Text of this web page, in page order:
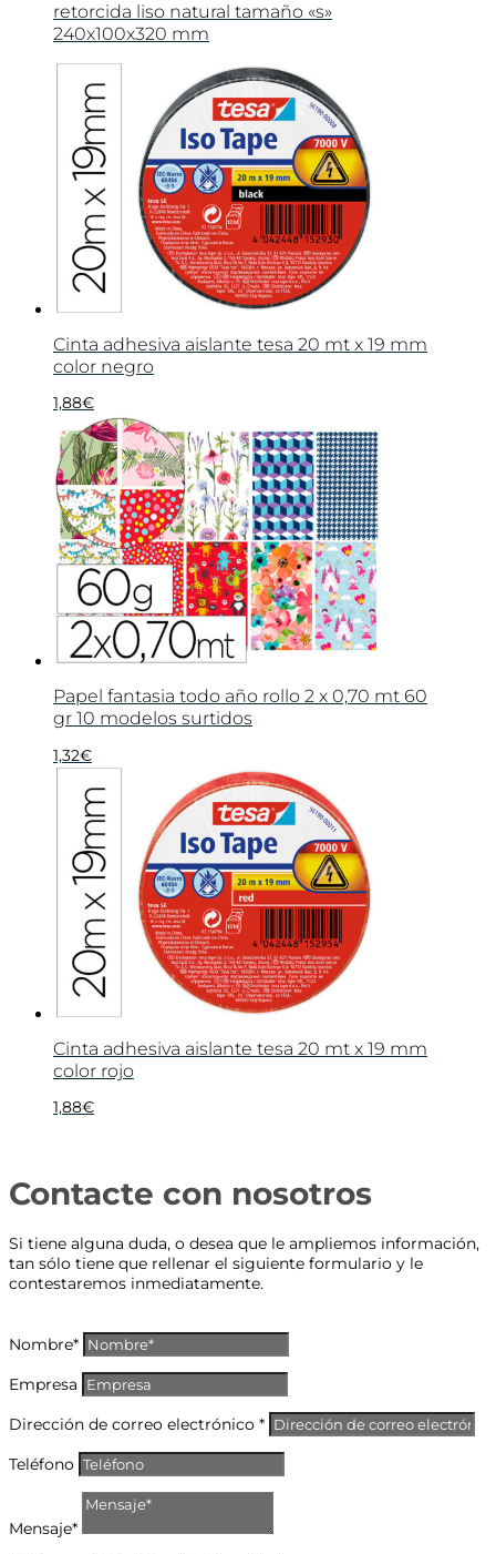
retorcida liso natural tamaño «s»
240x100x320 mm
Cinta adhesiva aislante tesa 20 mt x 19 mm
color negro
1,88€
Papel fantasia todo año rollo 2 x 0,70 mt 60
gr 10 modelos surtidos
1,32€
Cinta adhesiva aislante tesa 20 mt x 19 mm
color rojo
1,88€
Contacte con nosotros
Si tiene alguna duda, o desea que le ampliemos información,
tan sólo tiene que rellenar el siguiente formulario y le
contestaremos inmediatamente.
Nombre*
Empresa
Dirección de correo electrónico *
Teléfono
Mensaje*